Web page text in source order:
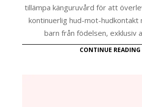
tillämpa känguruvård för att
kontinuerlig hud-mot-hudkontakt
barn från födelsen, exklusiv
CONTINUE READING